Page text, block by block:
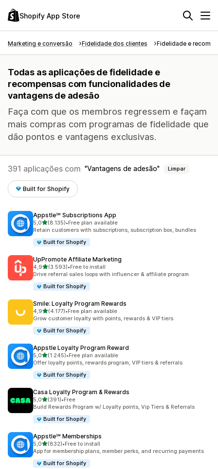
Shopify App Store
Marketing e conversão Fidelidade dos clientes Fidelidade e
Todas as aplicações de fidelidade e
recompensas com funcionalidades de
vantagens de adesão
Faça com que os membros regressem e façam
mais compras com programas de fidelidade que
dão pontos e vantagens exclusivas.
391 aplicações com Vantagens de adesão Limpar
Built for Shopify
Appstle℠ Subscriptions App
5,0de 5 estrelas
(8.135)
8135 total de avaliações
•Free plan available
Retain customers with subscriptions, subscription box, bundles
Built for Shopify
UpPromote Affiliate Marketing
4,9de 5 estrelas
(3.593)
3593 total de avaliações
•Free to install
Drive referral sales loops with influencer & affiliate program
Built for Shopify
Smile: Loyalty Program Rewards
4,9de 5 estrelas
(4.177)
4177 total de avaliações
•Free plan available
Grow customer loyalty with points, rewards & VIP tiers
Built for Shopify
Appstle Loyalty Program Reward
5,0de 5 estrelas
(1.245)
1245 total de avaliações
•Free plan available
Offer loyalty points, rewards program, VIP tiers & referrals
Built for Shopify
Casa Loyalty Program & Rewards
5,0de 5 estrelas
(391)
391 total de avaliações
•Free
Build Rewards Program w/ Loyalty points, Vip Tiers & Referrals
Built for Shopify
Appstle℠ Memberships
5,0de 5 estrelas
(832)
832 total de avaliações
•Free to install
App for membership plans, member perks, and recurring payments
Built for Shopify